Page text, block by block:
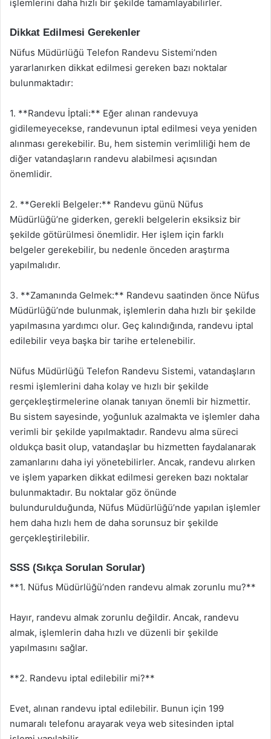
işlemlerini daha hızlı bir şekilde tamamlayabilirler.
Dikkat Edilmesi Gerekenler
Nüfus Müdürlüğü Telefon Randevu Sistemi’nden
yararlanırken dikkat edilmesi gereken bazı noktalar
bulunmaktadır:
1. **Randevu İptali:** Eğer alınan randevuya
gidilemeyecekse, randevunun iptal edilmesi veya yeniden
alınması gerekebilir. Bu, hem sistemin verimliliği hem de
diğer vatandaşların randevu alabilmesi açısından
önemlidir.
2. **Gerekli Belgeler:** Randevu günü Nüfus
Müdürlüğü’ne giderken, gerekli belgelerin eksiksiz bir
şekilde götürülmesi önemlidir. Her işlem için farklı
belgeler gerekebilir, bu nedenle önceden araştırma
yapılmalıdır.
3. **Zamanında Gelmek:** Randevu saatinden önce Nüfus
Müdürlüğü’nde bulunmak, işlemlerin daha hızlı bir şekilde
yapılmasına yardımcı olur. Geç kalındığında, randevu iptal
edilebilir veya başka bir tarihe ertelenebilir.
Nüfus Müdürlüğü Telefon Randevu Sistemi, vatandaşların
resmi işlemlerini daha kolay ve hızlı bir şekilde
gerçekleştirmelerine olanak tanıyan önemli bir hizmettir.
Bu sistem sayesinde, yoğunluk azalmakta ve işlemler daha
verimli bir şekilde yapılmaktadır. Randevu alma süreci
oldukça basit olup, vatandaşlar bu hizmetten faydalanarak
zamanlarını daha iyi yönetebilirler. Ancak, randevu alırken
ve işlem yaparken dikkat edilmesi gereken bazı noktalar
bulunmaktadır. Bu noktalar göz önünde
bulundurulduğunda, Nüfus Müdürlüğü’nde yapılan işlemler
hem daha hızlı hem de daha sorunsuz bir şekilde
gerçekleştirilebilir.
SSS (Sıkça Sorulan Sorular)
**1. Nüfus Müdürlüğü’nden randevu almak zorunlu mu?**
Hayır, randevu almak zorunlu değildir. Ancak, randevu
almak, işlemlerin daha hızlı ve düzenli bir şekilde
yapılmasını sağlar.
**2. Randevu iptal edilebilir mi?**
Evet, alınan randevu iptal edilebilir. Bunun için 199
numaralı telefonu arayarak veya web sitesinden iptal